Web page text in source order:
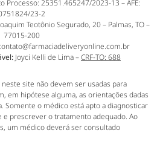
Processo: 25351.465247/2023-13 – AFE:
23-2
Teotônio Segurado, 20 – Palmas, TO –
77015-200
Joyci Kelli de Lima –CRF-TO: 688
site não devem ser usadas para
em hipótese alguma, as orientações dadas
Somente o médico está apto a diagnosticar
prescrever o tratamento adequado. Ao
um médico deverá ser consultado